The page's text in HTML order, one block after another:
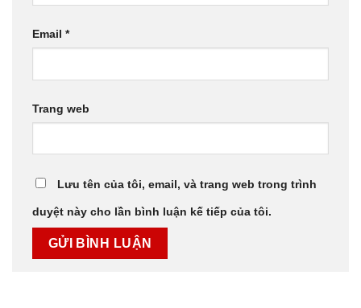
Email *
Trang web
Lưu tên của tôi, email, và trang web trong trình
duyệt này cho lần bình luận kế tiếp của tôi.